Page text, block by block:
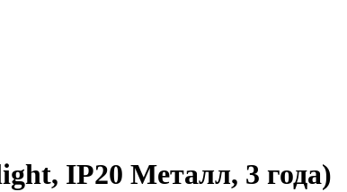
IP20 Металл, 3 года)